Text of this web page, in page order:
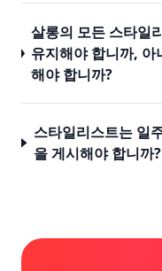
살롱의 모든 스타일
유지해야 합니까, 아
해야 합니까?
스타일리스트는 일
을 게시해야 합니까?